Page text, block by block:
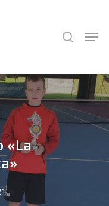
«La
Close